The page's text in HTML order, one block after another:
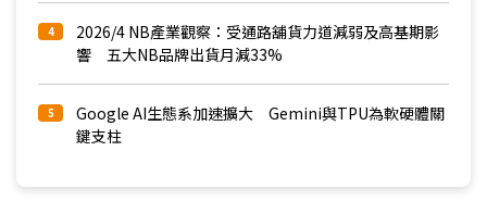
4
2026/4 NB產業觀察：受通路舖貨力道減弱及高基期影
響 五大NB品牌出貨月減33%
5
Google AI生態系加速擴大 Gemini與TPU為軟硬體關
鍵支柱